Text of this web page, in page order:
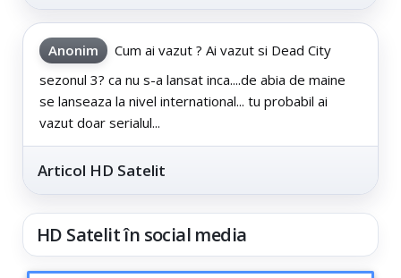
Anonim
Cum ai vazut ? Ai vazut si Dead City
sezonul 3? ca nu s-a lansat inca....de abia de maine
se lanseaza la nivel international... tu probabil ai
vazut doar serialul...
Articol HD Satelit
HD Satelit în social media